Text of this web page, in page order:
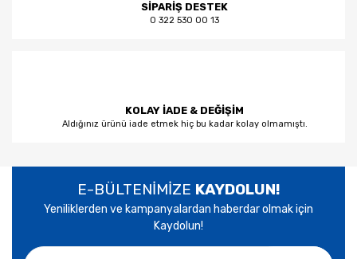
SİPARİŞ DESTEK
0 322 530 00 13
KOLAY İADE & DEĞİŞİM
Aldığınız ürünü iade etmek hiç bu kadar kolay olmamıştı.
E-BÜLTENİMİZE KAYDOLUN!
Yeniliklerden ve kampanyalardan haberdar olmak için
Kaydolun!